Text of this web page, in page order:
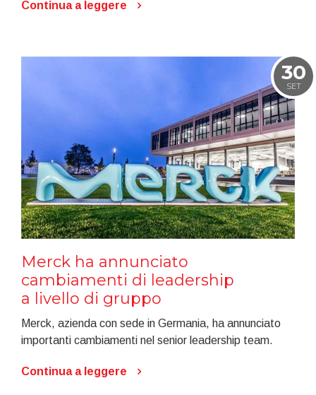
Continua a leggere
30
SET
Merck ha annunciato
cambiamenti di leadership
a livello di gruppo
Merck, azienda con sede in Germania, ha annunciato
importanti cambiamenti nel senior leadership team.
Continua a leggere